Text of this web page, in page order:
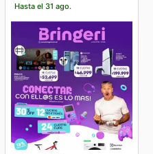
Hasta el 31 ago.